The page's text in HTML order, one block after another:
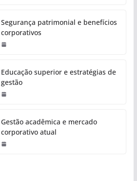
Segurança patrimonial e benefícios
corporativos
Educação superior e estratégias de
gestão
Gestão acadêmica e mercado
corporativo atual